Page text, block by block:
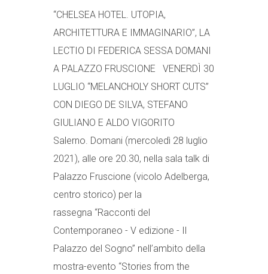
“CHELSEA HOTEL. UTOPIA,
ARCHITETTURA E IMMAGINARIO”, LA
LECTIO DI FEDERICA SESSA DOMANI
A PALAZZO FRUSCIONE VENERDÌ 30
LUGLIO “MELANCHOLY SHORT CUTS”
CON DIEGO DE SILVA, STEFANO
GIULIANO E ALDO VIGORITO
Salerno. Domani (mercoledì 28 luglio
2021), alle ore 20.30, nella sala talk di
Palazzo Fruscione (vicolo Adelberga,
centro storico) per la
rassegna “Racconti del
Contemporaneo - V edizione - Il
Palazzo del Sogno” nell’ambito della
mostra-evento “Stories from the